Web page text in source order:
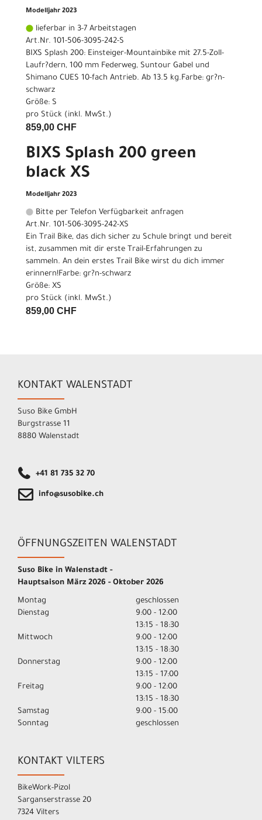
Modelljahr 2023
lieferbar in 3-7 Arbeitstagen
Art.Nr. 101-506-3095-242-S
BIXS Splash 200: Einsteiger-Mountainbike mit 27.5-Zoll-
Laufr?dern, 100 mm Federweg, Suntour Gabel und
Shimano CUES 10-fach Antrieb. Ab 13.5 kg.Farbe: gr?n-
schwarz
Größe: S
pro Stück (inkl. MwSt.)
859,00 CHF
BIXS Splash 200 green
black XS
Modelljahr 2023
Bitte per Telefon Verfügbarkeit anfragen
Art.Nr. 101-506-3095-242-XS
Ein Trail Bike, das dich sicher zu Schule bringt und bereit
ist, zusammen mit dir erste Trail-Erfahrungen zu
sammeln. An dein erstes Trail Bike wirst du dich immer
erinnern!Farbe: gr?n-schwarz
Größe: XS
pro Stück (inkl. MwSt.)
859,00 CHF
KONTAKT WALENSTADT
Suso Bike GmbH
Burgstrasse 11
8880 Walenstadt
+41 81 735 32 70
info@susobike.ch
ÖFFNUNGSZEITEN WALENSTADT
Suso Bike in Walenstadt -
Hauptsaison März 2026 - Oktober 2026
Montag
geschlossen
Dienstag
9:00 - 12:00
13:15 - 18:30
Mittwoch
9:00 - 12:00
13:15 - 18:30
Donnerstag
9:00 - 12:00
13:15 - 17:00
Freitag
9:00 - 12:00
13:15 - 18:30
Samstag
9:00 - 15:00
Sonntag
geschlossen
KONTAKT VILTERS
BikeWork-Pizol
Sarganserstrasse 20
7324 Vilters